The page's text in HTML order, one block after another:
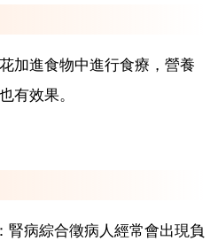
加進食物中進行食療，營養
有效果。
腎病綜合徵病人經常會出現負